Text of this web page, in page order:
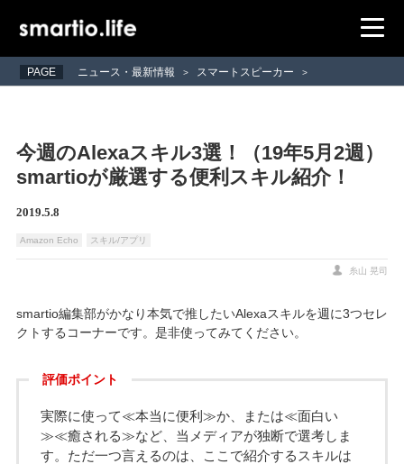
PAGE ニュース・最新情報 > スマートスピーカー >
今週のAlexaスキル3選！（19年5月2週）
smartioが厳選する便利スキル紹介！
2019.5.8
Amazon Echo スキル/アプリ
糸山 晃司
smartio編集部がかなり本気で推したいAlexaスキルを週に3つセレ
クトするコーナーです。是非使ってみてください。
評価ポイント
実際に使って≪本当に便利≫か、または≪面白い
≫≪癒される≫など、当メディアが独断で選考しま
す。ただ一つ言えるのは、ここで紹介するスキルは